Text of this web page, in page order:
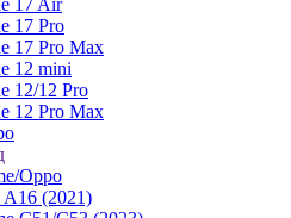
17 Air
17 Pro
17 Pro Max
12 mini
12/12 Pro
12 Pro Max
Oppo
A16 (2021)